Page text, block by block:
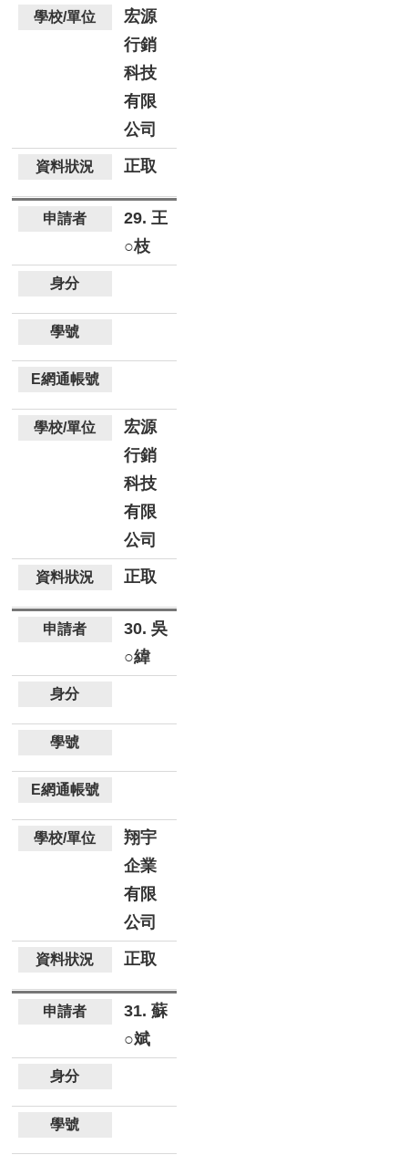
宏源
行銷
科技
有限
公司
正取
29. 王
○枝
宏源
行銷
科技
有限
公司
正取
30. 吳
○緯
翔宇
企業
有限
公司
正取
31. 蘇
○斌